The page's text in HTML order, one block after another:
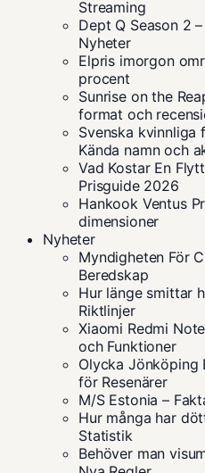
Streaming
Dept Q Season 2
Nyheter
Elpris imorgon
procent
Sunrise on the
format och
Svenska
Kända namn och
Vad Kostar En
Prisguide 2026
Hankook Ventus
dimensioner
Nyheter
Myndigheten För
Beredskap
Hur länge smittar
Riktlinjer
Xiaomi Redmi
och Funktioner
Olycka Jönköping
för Resenärer
M/S Estonia –
Hur många har
Statistik
Behöver man